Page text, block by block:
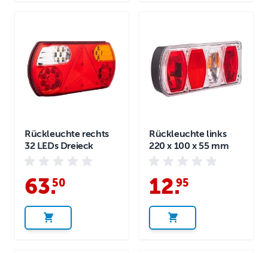
Rückleuchte rechts
32 LEDs Dreieck
63.
50
Rückleuchte links
220 x 100 x 55 mm
12.
95